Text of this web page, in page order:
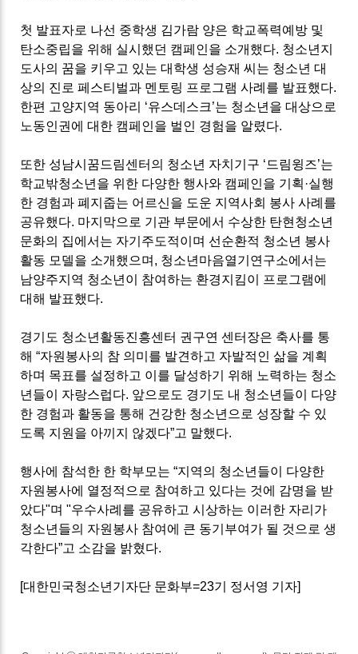
첫 발표자로 나선 중학생 김가람 양은 학교폭력예방 및
탄소중립을 위해 실시했던 캠페인을 소개했다. 청소년지
도사의 꿈을 키우고 있는 대학생 성승재 씨는 청소년 대
상의 진로 페스티벌과 멘토링 프로그램 사례를 발표했다.
한편 고양지역 동아리 ‘유스데스크’는 청소년을 대상으로
노동인권에 대한 캠페인을 벌인 경험을 알렸다.
또한 성남시꿈드림센터의 청소년 자치기구 ‘드림윙즈’는
학교밖청소년을 위한 다양한 행사와 캠페인을 기획·실행
한 경험과 폐지줍는 어르신을 도운 지역사회 봉사 사례를
공유했다. 마지막으로 기관 부문에서 수상한 탄현청소년
문화의 집에서는 자기주도적이며 선순환적 청소년 봉사
활동 모델을 소개했으며 , 청소년마음열기연구소에서는
남양주지역 청소년이 참여하는 환경지킴이 프로그램에
대해 발표했다.
경기도 청소년활동진흥센터 권구연 센터장은 축사를 통
해“자원봉사의 참 의미를 발견하고 자발적인 삶을 계획
하며 목표를 설정하고 이를 달성하기 위해 노력하는 청소
년들이 자랑스럽다. 앞으로도 경기도 내 청소년들이 다양
한 경험과 활동을 통해 건강한 청소년으로 성장할 수 있
도록 지원을 아끼지 않겠다”고 말했다.
행사에 참석한 한 학부모는“지역의 청소년들이 다양한
자원봉사에 열정적으로 참여하고 있다는 것에 감명을 받
았다"며 "우수사례를 공유하고 시상하는 이러한 자리가
청소년들의 자원봉사 참여에 큰 동기부여가 될 것으로 생
각한다”고 소감을 밝혔다.
[대한민국청소년기자단 문화부=23기 정서영 기자]